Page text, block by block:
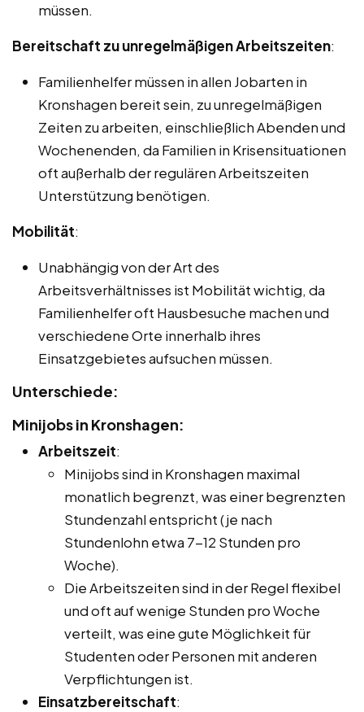
müssen.
Bereitschaft zu unregelmäßigen Arbeitszeiten:
Familienhelfer müssen in allen Jobarten in
Kronshagen bereit sein, zu unregelmäßigen
Zeiten zu arbeiten, einschließlich Abenden und
Wochenenden, da Familien in Krisensituationen
oft außerhalb der regulären Arbeitszeiten
Unterstützung benötigen.
Mobilität:
Unabhängig von der Art des
Arbeitsverhältnisses ist Mobilität wichtig, da
Familienhelfer oft Hausbesuche machen und
verschiedene Orte innerhalb ihres
Einsatzgebietes aufsuchen müssen.
Unterschiede:
Minijobs in Kronshagen:
Arbeitszeit:
Minijobs sind in Kronshagen maximal
monatlich begrenzt, was einer begrenzten
Stundenzahl entspricht (je nach
Stundenlohn etwa 7-12 Stunden pro
Woche).
Die Arbeitszeiten sind in der Regel flexibel
und oft auf wenige Stunden pro Woche
verteilt, was eine gute Möglichkeit für
Studenten oder Personen mit anderen
Verpflichtungen ist.
Einsatzbereitschaft: